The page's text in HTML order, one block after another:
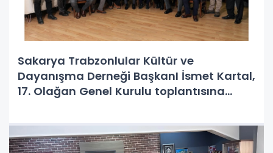
Sakarya Trabzonlular Kültür ve
Dayanışma Derneği BaşkanI İsmet Kartal,
17. Olağan Genel Kurulu toplantısına